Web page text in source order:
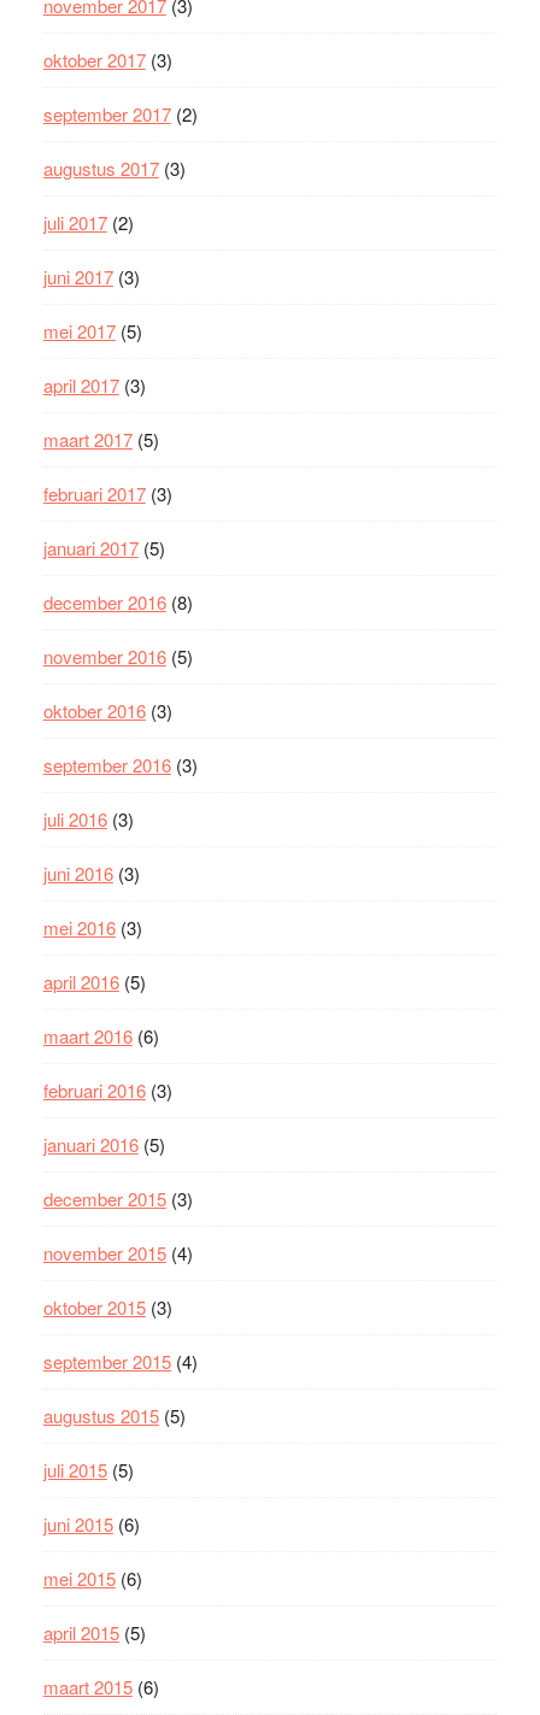
november 2017(3)
oktober 2017(3)
september 2017(2)
augustus 2017(3)
juli 2017(2)
juni 2017(3)
mei 2017(5)
april 2017(3)
maart 2017(5)
februari 2017(3)
januari 2017(5)
december 2016(8)
november 2016(5)
oktober 2016(3)
september 2016(3)
juli 2016(3)
juni 2016(3)
mei 2016(3)
april 2016(5)
maart 2016(6)
februari 2016(3)
januari 2016(5)
december 2015(3)
november 2015(4)
oktober 2015(3)
september 2015(4)
augustus 2015(5)
juli 2015(5)
juni 2015(6)
mei 2015(6)
april 2015(5)
maart 2015(6)